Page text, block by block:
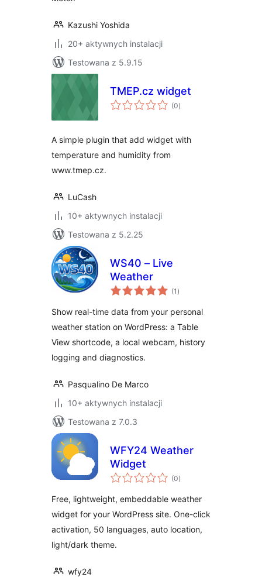
Kazushi Yoshida
20+ aktywnych instalacji
Testowana z 5.9.15
TMEP.cz widget
(0wszystkich
ocen
)
A simple plugin that add widget with
temperature and humidity from
www.tmep.cz.
LuCash
10+ aktywnych instalacji
Testowana z 5.2.25
WS40 – Live
Weather
(1 wszystkich
ocen
)
Show real-time data from your personal
weather station on WordPress: a Table
View shortcode, a local webcam, history
logging and diagnostics.
Pasqualino De Marco
10+ aktywnych instalacji
Testowana z 7.0.3
WFY24 Weather
Widget
(0wszystkich
ocen
)
Free, lightweight, embeddable weather
widget for your WordPress site. One-click
activation, 50 languages, auto location,
light/dark theme.
wfy24